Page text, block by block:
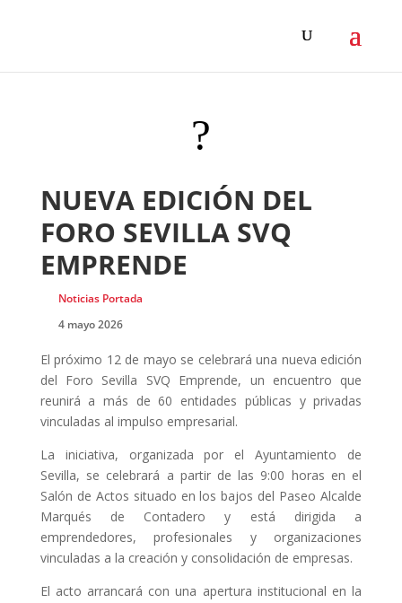
?
NUEVA EDICIÓN DEL
FORO SEVILLA SVQ
EMPRENDE
Noticias Portada
4 mayo 2026
El próximo 12 de mayo se celebrará una nueva edición
del Foro Sevilla SVQ Emprende, un encuentro que
reunirá a más de 60 entidades públicas y privadas
vinculadas al impulso empresarial.
La iniciativa, organizada por el Ayuntamiento de
Sevilla, se celebrará a partir de las 9:00 horas en el
Salón de Actos situado en los bajos del Paseo Alcalde
Marqués de Contadero y está dirigida a
emprendedores, profesionales y organizaciones
vinculadas a la creación y consolidación de empresas.
El acto arrancará con una apertura institucional en la